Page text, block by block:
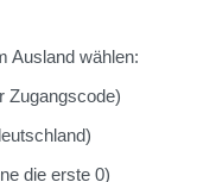
Ausland wählen:
Zugangscode)
die erste 0)